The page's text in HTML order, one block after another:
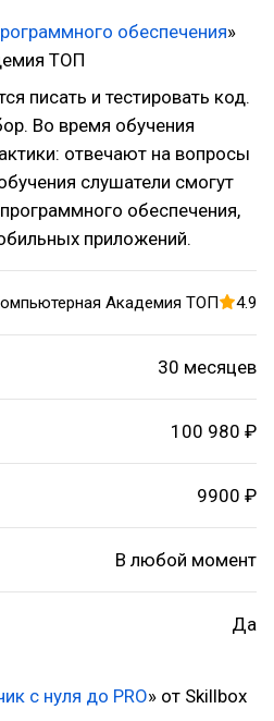
обеспечения»
ТОП
писать и тестировать код.
Во время обучения
отвечают на вопросы
слушатели смогут
обеспечения,
приложений.
Академия ТОП 4.9
30 месяцев
100 980 ₽
9900 ₽
В любой момент
Да
с нуля до PRO» от Skillbox